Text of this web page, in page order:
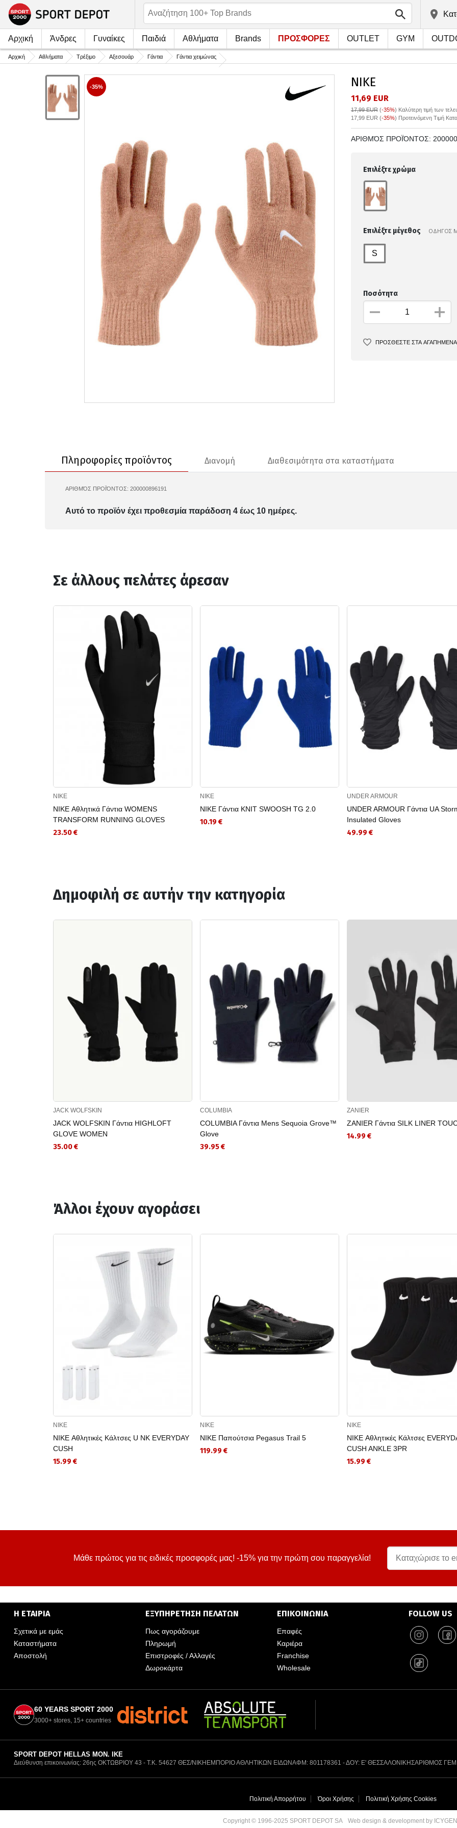
Αρχική Άνδρες Γυναίκες Παιδιά Αθλήματα Brands ΠΡΟΣΦΟΡΕΣ OUTLET GYM
Αρχική Αθλήματα Τρέξιμο Αξεσουάρ Γάντια Γάντια χειμώνας
-35% NIKE
11,69 EUR
17,99 EUR (-35%) Καλύτερη τιμή των
17,99 EUR (-35%) Προτεινόμενη Τιμή
ΑΡΙΘΜΌΣ ΠΡΟΪΌΝΤΟΣ:
Επιλέξτε χρώμα
Επιλέξτε μέγεθος ΟΔΗΓΟΣ
S
Ποσότητα
ΠΡΟΣΘΕΣΤΕ ΣΤΑ ΑΓΑΠΗΜΕΝΑ
Πληροφορίες προϊόντος Διανομή Διαθεσιμότητα στα καταστήματα
ΑΡΙΘΜΌΣ ΠΡΟΪΌΝΤΟΣ: 200000896191
Αυτό το προϊόν έχει προθεσμία παράδοση 4 έως 10 ημέρες.
Σε άλλους πελάτες άρεσαν
NIKE
NIKE Αθλητικά Γάντια WOMENS
TRANSFORM RUNNING GLOVES
23.50 €
NIKE
NIKE Γάντια KNIT SWOOSH TG 2.0
10.19 €
UNDER ARMOUR
UNDER ARMOUR Γάντια UA
Insulated Gloves
49.99 €
Δημοφιλή σε αυτήν την κατηγορία
JACK WOLFSKIN
JACK WOLFSKIN Γάντια HIGHLOFT
GLOVE WOMEN
35.00 €
COLUMBIA
COLUMBIA Γάντια Mens Sequoia Grove™
Glove
39.95 €
ZANIER
ZANIER Γάντια SILK LINER
14.99 €
Άλλοι έχουν αγοράσει
NIKE
NIKE Αθλητικές Κάλτσες U NK EVERYDAY
CUSH
15.99 €
NIKE
NIKE Παπούτσια Pegasus Trail 5
119.99 €
NIKE
NIKE Αθλητικές Κάλτσες
CUSH ANKLE 3PR
15.99 €
Μάθε πρώτος για τις ειδικές προσφορές μας! -15% για την πρώτη σου παραγγελία!
Η ΕΤΑΙΡΙΑ
Σχετικά με εμάς
Καταστήματα
Αποστολή
ΕΞΥΠΗΡΕΤΗΣΗ ΠΕΛΑΤΩΝ
Πως αγοράζουμε
Πληρωμή
Επιστροφές / Αλλαγές
Δωροκάρτα
ΕΠΙΚΟΙΝΩΝΙΑ
Επαφές
Καριέρα
Franchise
Wholesale
FOLLOW US
60 YEARS SPORT 2000
3000+ stores, 15+ countries
SPORT DEPOT HELLAS ΜΟΝ. ΙΚΕ
Διεύθυνση επικοινωνίας: 26ης ΟΚΤΩΒΡΙΟΥ 43 - Τ.Κ. 54627 ΘΕΣ/ΝΙΚΗΕΜΠΟΡΙΟ ΑΘΛΗΤΙΚΩΝ ΕΙΔΩΝΑΦΜ: 801178361 - ΔΟΥ: Ε' ΘΕΣΣΑΛΟΝΙΚΗΣΑΡΙΘΜΟΣ
Πολιτική Απορρήτου Όροι Χρήσης Πολιτική Χρήσης Cookies
Copyright © 1996-2025 SPORT DEPOT SA Web design & development by ICYGEN